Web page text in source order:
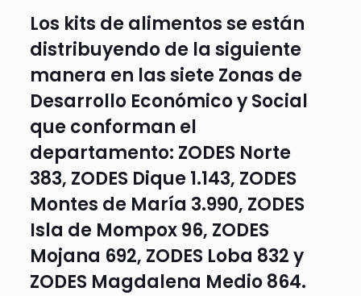
Los kits de alimentos se están
distribuyendo de la siguiente
manera en las siete Zonas de
Desarrollo Económico y Social
que conforman el
departamento: ZODES Norte
383, ZODES Dique 1.143, ZODES
Montes de María 3.990, ZODES
Isla de Mompox 96, ZODES
Mojana 692, ZODES Loba 832 y
ZODES Magdalena Medio 864.